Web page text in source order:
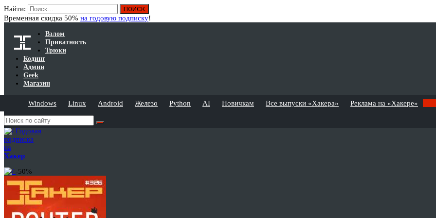
Найти:
Временная скидка 50% на годовую подписку!
Взлом
Приватность
Трюки
Кодинг
Админ
Geek
Магазин
Windows Linux Android Железо Python AI Новичкам Все выпуски «Хакера» Реклама на «Хакере»
Годовая
подписка
на
Хакер
-50%